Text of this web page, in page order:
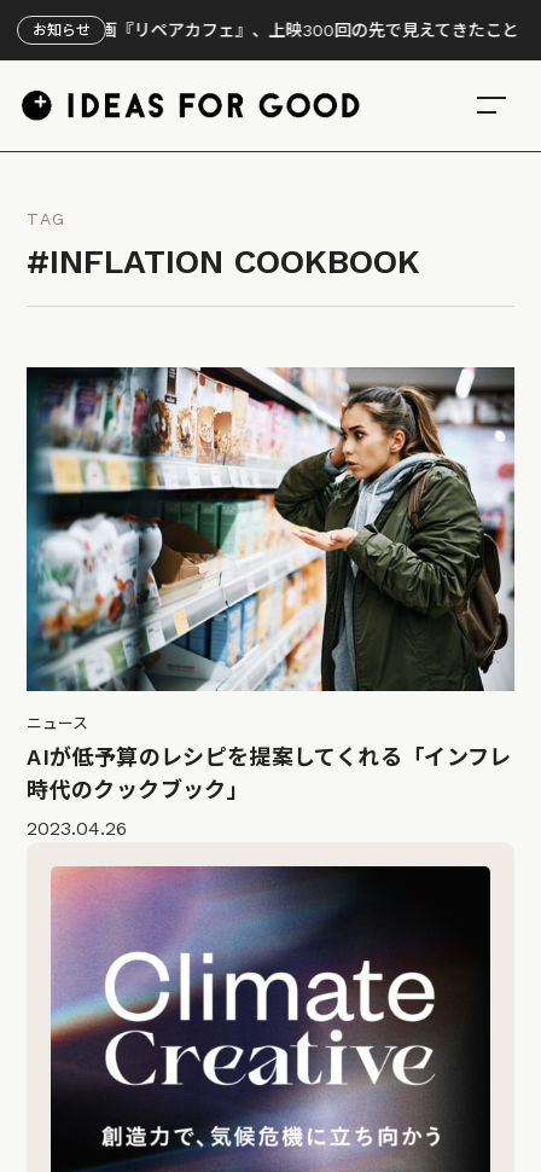
お知らせ
】映画『リペアカフェ』、上映300回の先で見えてきたこと
TAG
#INFLATION COOKBOOK
ニュース
AIが低予算のレシピを提案してくれる「インフレ
時代のクックブック」
2023.04.26